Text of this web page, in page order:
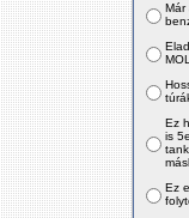
Már
Ez
is
Ez